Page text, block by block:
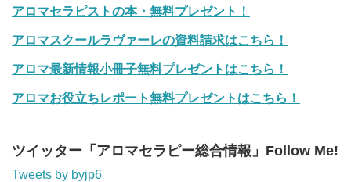
アロマセラピストの本・無料プレゼント！
アロマスクールラヴァーレの資料請求はこちら！
アロマ最新情報小冊子無料プレゼントはこちら！
アロマお役立ちレポート無料プレゼントはこちら！
ツイッター「アロマセラピー総合情報」Follow Me!
Tweets by byjp6